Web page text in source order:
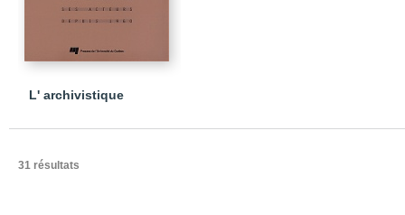
L' archivistique
31 résultats